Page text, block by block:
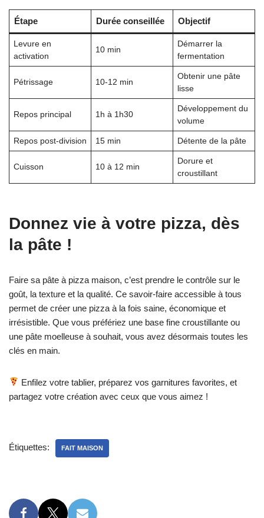
Étape Durée conseillée Objectif
Levure en
activation
10 min
Démarrer la
fermentation
Pétrissage 10-12 min
Obtenir une pâte
lisse
Repos principal 1h à 1h30
Développement du
volume
Repos post-division 15 min Détente de la pâte
Cuisson 10 à 12 min
Dorure et
croustillant
Donnez vie à votre pizza, dès
la pâte !
Faire sa pâte à pizza maison, c’est prendre le contrôle sur le
goût, la texture et la qualité. Ce savoir-faire accessible à tous
permet de créer une pizza à la fois saine, économique et
irrésistible. Que vous préfériez une base fine croustillante ou
une pâte moelleuse à souhait, vous avez désormais toutes les
clés en main.
Enfilez votre tablier, préparez vos garnitures favorites, et
partagez votre création avec ceux que vous aimez !
Étiquettes: FAIT MAISON